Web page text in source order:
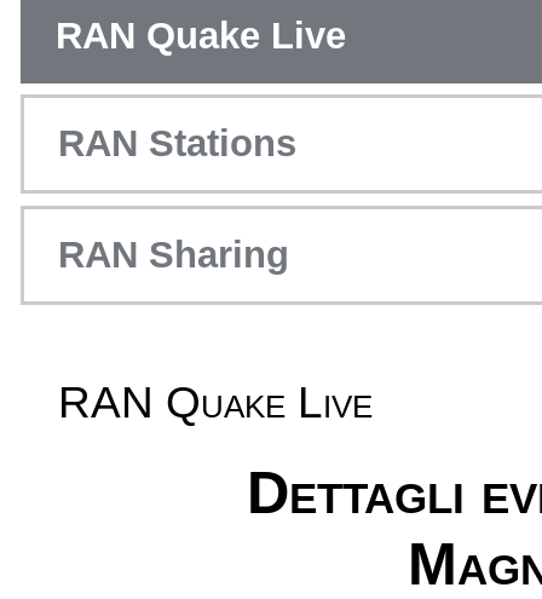
RAN Quake Live
RAN Stations
RAN Sharing
RAN Quake Live
Dettagli